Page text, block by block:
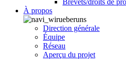
Brevets/droits de
À propos
Direction générale
Équipe
Réseau
Aperçu du projet